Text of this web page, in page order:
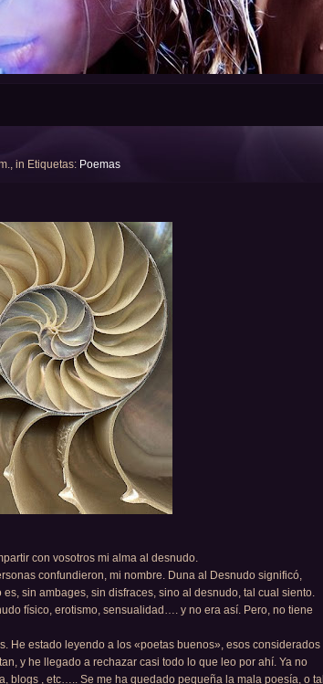
in Etiquetas: Poemas
con vosotros mi alma al desnudo.
confundieron, mi nombre. Duna al Desnudo significó,
sin ambages, sin disfraces, sino al desnudo, tal cual siento.
físico, erotismo, sensualidad…. y no era así. Pero, no tiene
He estado leyendo a los «poetas buenos», esos considerados
y he llegado a rechazar casi todo lo que leo por ahí. Ya no
blogs , etc….. Se me ha quedado pequeña la mala poesía, o tal